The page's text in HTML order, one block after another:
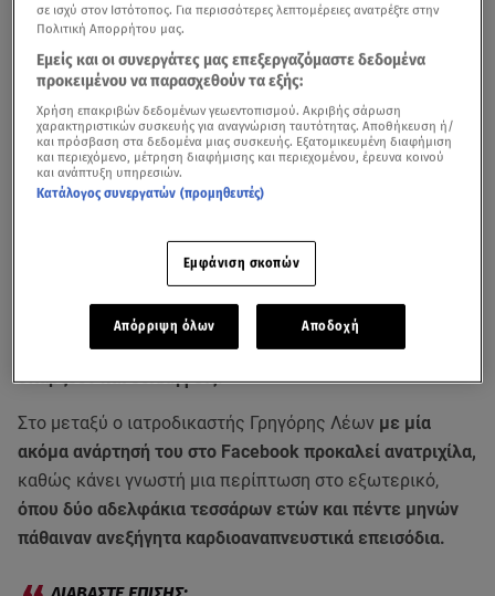
σημεία στους θανάτους των τριών παιδιών
Οι έρευνες γύρω από τους μυστηριώδεις θανάτους των
τριών παιδιών στην Πάτρα συνεχίζουν και, σύμφωνα με
πληροφορίες, δεν αποκλείεται πολύ σύντομα να
υπάρξουν και συλλήψεις.
Στο μεταξύ ο ιατροδικαστής Γρηγόρης Λέων με μία
ακόμα ανάρτησή του στο Facebook προκαλεί ανατριχίλα,
καθώς κάνει γνωστή μια περίπτωση στο εξωτερικό,
όπου δύο αδελφάκια τεσσάρων ετών και πέντε μηνών
πάθαιναν ανεξήγητα καρδιοαναπνευστικά επεισόδια.
σε ισχύ στον Ιστότοπος. Για περισσότερες λεπτομέρειες ανατρέξτε στην
Πολιτική Απορρήτου μας.
Εμείς και οι συνεργάτες μας επεξεργαζόμαστε δεδομένα
προκειμένου να παρασχεθούν τα εξής:
Χρήση επακριβών δεδομένων γεωεντοπισμού. Ακριβής σάρωση
χαρακτηριστικών συσκευής για αναγνώριση ταυτότητας. Αποθήκευση ή/
και πρόσβαση στα δεδομένα μιας συσκευής. Εξατομικευμένη διαφήμιση
και περιεχόμενο, μέτρηση διαφήμισης και περιεχομένου, έρευνα κοινού
και ανάπτυξη υπηρεσιών.
Κατάλογος συνεργατών (προμηθευτές)
Εμφάνιση σκοπών
Απόρριψη όλων Αποδοχή